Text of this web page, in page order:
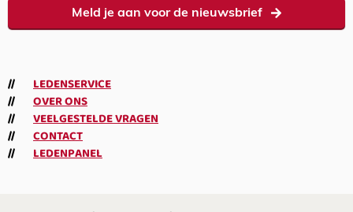
Meld je aan voor de nieuwsbrief
LEDENSERVICE
OVER ONS
VEELGESTELDE VRAGEN
CONTACT
LEDENPANEL